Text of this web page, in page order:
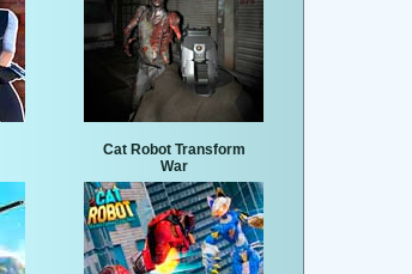
Cat Robot Transform
War